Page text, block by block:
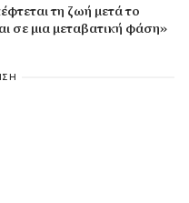
τη ζωή μετά το
σε μια μεταβατική φάση»